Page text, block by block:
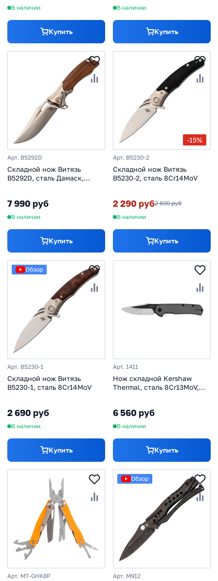
В наличии
Купить
В наличии
Купить
Арт. B5292D
Складной нож Витязь
B5292D, сталь Дамаск,
7 990 руб
В наличии
Купить
-15%
Арт. B5230-2
Складной нож Витязь
B5230-2, сталь 8Cr14MoV
2 290 руб2 690 руб
В наличии
Купить
Обзор
Арт. B5230-1
Складной нож Витязь
B5230-1, сталь 8Cr14MoV
2 690 руб
В наличии
Купить
Арт. 1411
Нож складной Kershaw
Thermal, сталь 8Cr13MoV,
6 560 руб
В наличии
Купить
Арт. MT-GHK8P
Обзор
Арт. M912